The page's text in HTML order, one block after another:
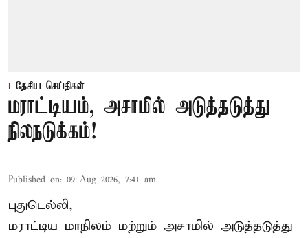
தேசிய செய்திகள்
மராட்டியம், அசாமில் அடுத்தடுத்து
நிலநடுக்கம்!
Published on: 09 Aug 2026, 7:41 am
புதுடெல்லி,
மராட்டிய மாநிலம் மற்றும் அசாமில் அடுத்தடுத்து